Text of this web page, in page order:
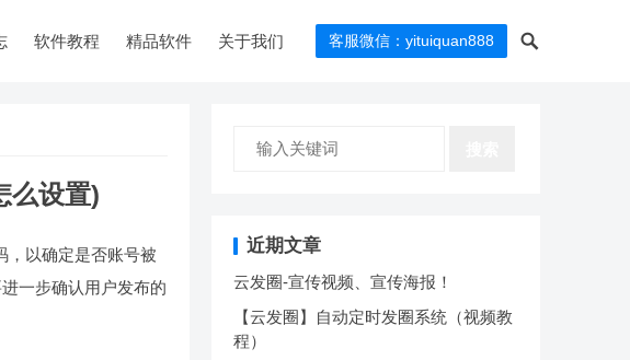
软件教程 精品软件 关于我们 客服微信：yituiquan888
么设置)
，以确定是否账号被
一步确认用户发布的
近期文章
云发圈-宣传视频、宣传海报！
【云发圈】自动定时发圈系统（视频教
程）